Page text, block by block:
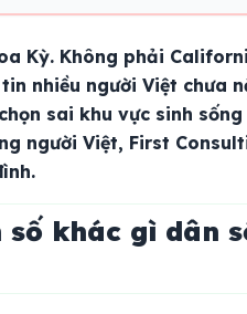
Kỳ. Không phải
nhiều người Việt chưa
sai khu vực sinh
người Việt, First
số khác gì dân